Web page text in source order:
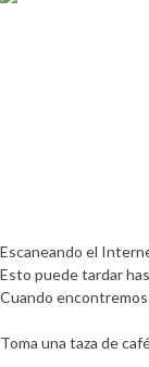
Escaneando el
Esto puede tardar
Cuando
Toma una taza de